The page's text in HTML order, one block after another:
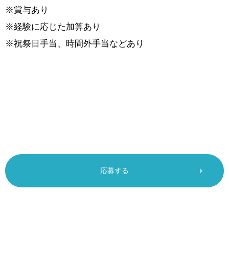
※賞与あり
※経験に応じた加算あり
※祝祭日手当、時間外手当などあり
応募する